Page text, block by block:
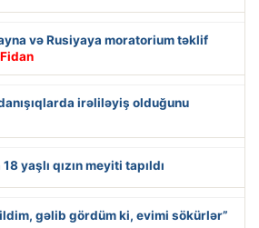
və Rusiyaya moratorium təklif
irəliləyiş olduğunu
yaşlı qızın meyiti tapıldı
gəlib gördüm ki, evimi sökürlər”